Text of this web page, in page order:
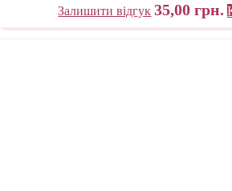
Залишити відгук 35,00грн.